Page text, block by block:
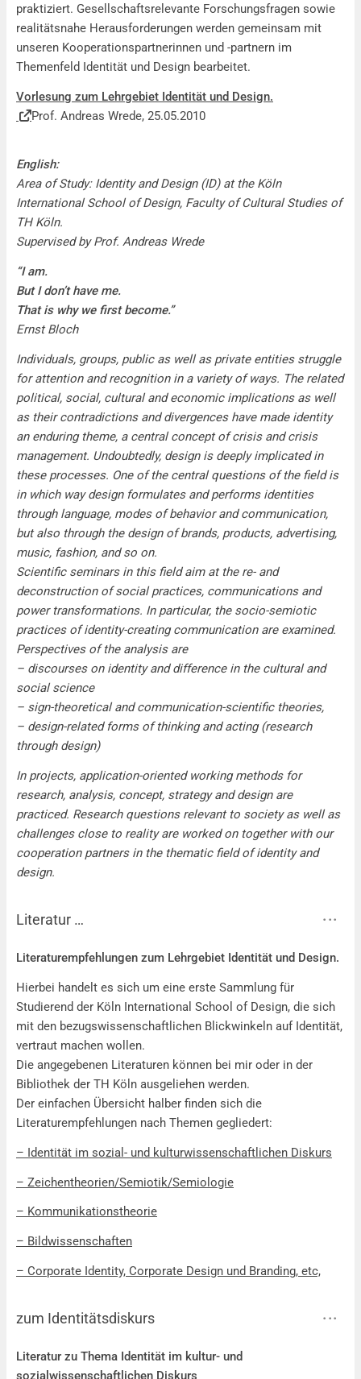
praktiziert. Gesellschaftsrelevante Forschungsfragen sowie
realitätsnahe Herausforderungen werden gemeinsam mit
unseren Kooperationspartnerinnen und -partnern im
Themenfeld Identität und Design bearbeitet.
Vorlesung zum Lehrgebiet Identität und Design.
Prof. Andreas Wrede, 25.05.2010
English:
Area of Study: Identity and Design (ID) at the Köln
International School of Design, Faculty of Cultural Studies of
TH Köln.
Supervised by Prof. Andreas Wrede
“I am.
But I don’t have me.
That is why we first become.”
Ernst Bloch
Individuals, groups, public as well as private entities struggle
for attention and recognition in a variety of ways. The related
political, social, cultural and economic implications as well
as their contradictions and divergences have made identity
an enduring theme, a central concept of crisis and crisis
management. Undoubtedly, design is deeply implicated in
these processes. One of the central questions of the field is
in which way design formulates and performs identities
through language, modes of behavior and communication,
but also through the design of brands, products, advertising,
music, fashion, and so on.
Scientific seminars in this field aim at the re- and
deconstruction of social practices, communications and
power transformations. In particular, the socio-semiotic
practices of identity-creating communication are examined.
Perspectives of the analysis are
– discourses on identity and difference in the cultural and
social science
– sign-theoretical and communication-scientific theories,
– design-related forms of thinking and acting (research
through design)
In projects, application-oriented working methods for
research, analysis, concept, strategy and design are
practiced. Research questions relevant to society as well as
challenges close to reality are worked on together with our
cooperation partners in the thematic field of identity and
design.
Literatur …
Literatur …
Literaturempfehlungen zum Lehrgebiet Identität und Design.
Hierbei handelt es sich um eine erste Sammlung für
Studierend der Köln International School of Design, die sich
mit den bezugswissenschaftlichen Blickwinkeln auf Identität,
vertraut machen wollen.
Die angegebenen Literaturen können bei mir oder in der
Bibliothek der TH Köln ausgeliehen werden.
Der einfachen Übersicht halber finden sich die
Literaturempfehlungen nach Themen gegliedert:
– Identität im sozial- und kulturwissenschaftlichen Diskurs
– Zeichentheorien/Semiotik/Semiologie
– Kommunikationstheorie
– Bildwissenschaften
– Corporate Identity, Corporate Design und Branding, etc,
zum Identitätsdiskurs
zum Identitätsdiskurs
Literatur zu Thema Identität im kultur- und
sozialwissenschaftlichen Diskurs